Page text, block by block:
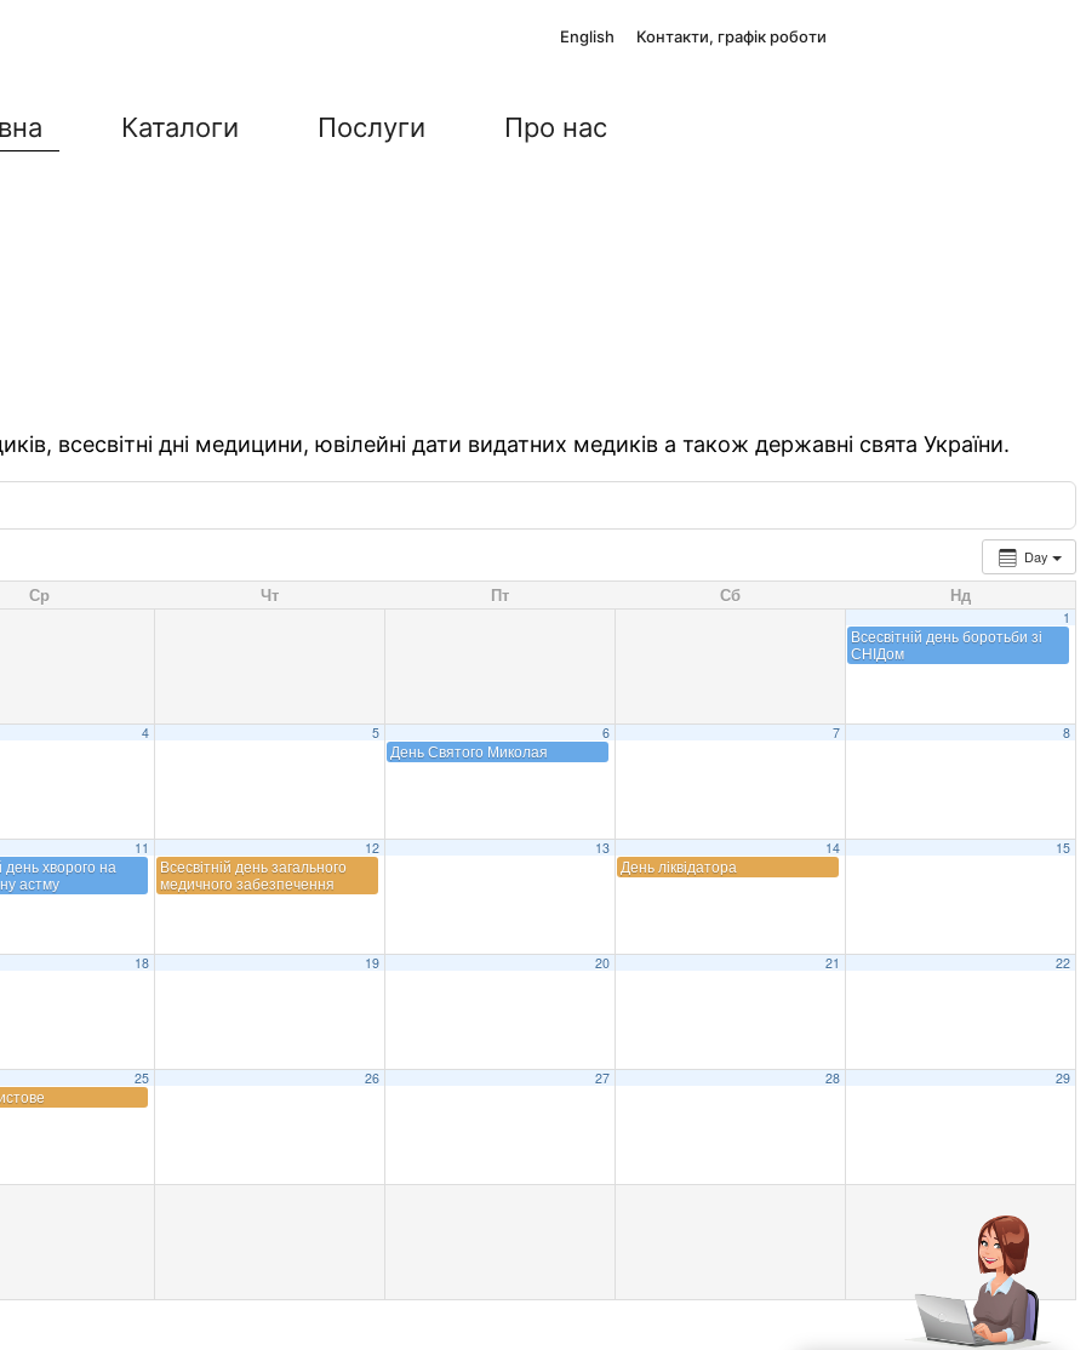
English Контакти, графік роботи
Каталоги Послуги Про нас
всесвітні дні медицини, ювілейні дати видатних медиків а також державні свята України.
Day
Ср Чт Пт Сб Нд
1
Всесвітній день боротьби зі
СНІДом
4 5 6
День Святого Миколая
7 8
11
день хворого на
астму
12
Всесвітній день загального
медичного забезпечення
13 14
День ліквідатора
15
18 19 20 21 22
25 26 27 28 29